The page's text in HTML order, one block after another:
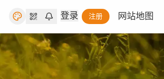
登录 注册 网站地图